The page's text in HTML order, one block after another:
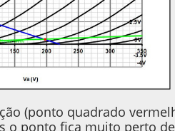
(ponto quadrado
o ponto fica muito perto